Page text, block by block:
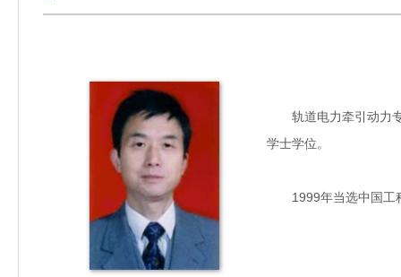
轨道电力牵引动力专
学士学位。
1999年当选中国工